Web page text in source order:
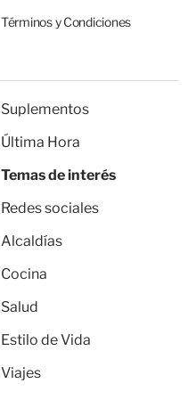
Términos y Condiciones
Suplementos
Última Hora
Temas de interés
Redes sociales
Alcaldías
Cocina
Salud
Estilo de Vida
Viajes